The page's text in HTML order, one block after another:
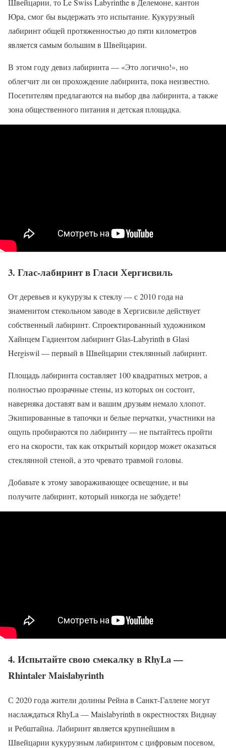
Швейцарии, то Le Swiss Labyrinthe в Делемоне, кантон
Юра, смог бы выдержать это испытание. Кукурузный
лабиринт общей протяженностью до пяти километров
является самым большим в Швейцарии.
В этом году девиз лабиринта — «Это логично!», но
облегчит ли он прохождение лабиринта, пока неизвестно.
Посетителям предлагаются на выбор два лабиринта, а также
зона общественного питания и детская площадка.
3. Глас-лабиринт в Гласи Хергисвиль
От деревьев и кукурузы к стеклу — с 2010 года на
знаменитом стекольном заводе в Хергисвиле действует
собственный лабиринт. Спроектированный художником
Хайнцем Гадиентом лабиринт Glas-Labyrinth в Glasi
Hergiswil — первый в Швейцарии стеклянный лабиринт.
Площадь лабиринта составляет 100 квадратных метров, а
полностью прозрачные стены, из которых он состоит,
наверняка доставят вам и вашим друзьям немало хлопот.
Экипированные в тапочки и белые перчатки, участники на
ощупь пробираются по лабиринту — не пытайтесь пройти
его на скорости, так как открытый коридор может оказаться
стеклянной стеной, а это чревато травмой головы.
Добавьте к этому завораживающее освещение, и вы
получите лабиринт, который никогда не забудете!
4. Испытайте свою смекалку в RhyLa —
Rhintaler Maislabyrinth
С 2020 года жители долины Рейна в Санкт-Галлене могут
наслаждаться RhyLa — Maislabyrinth в окрестностях Виднау
и Ребштайна. Лабиринт является крупнейшим в
Швейцарии кукурузным лабиринтом с цифровым посевом,